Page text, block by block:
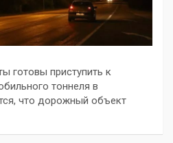
готовы приступить к
тоннеля в
что дорожный объект